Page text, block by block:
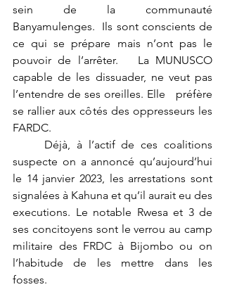
sein de la communauté
Banyamulenges.  Ils sont conscients de
ce qui se prépare mais n’ont pas le
pouvoir de l’arrêter.   La MUNUSCO
capable de les dissuader, ne veut pas
l’entendre de ses oreilles. Elle   préfère
se rallier aux côtés des oppresseurs les
FARDC.
suspecte on a annoncé qu’aujourd’hui
le 14 janvier 2023, les arrestations sont
signalées à Kahuna et qu’il aurait eu des
executions. Le notable Rwesa et 3 de
ses concitoyens sont le verrou au camp
militaire des FRDC à Bijombo ou on
l’habitude de les mettre dans les
fosses.